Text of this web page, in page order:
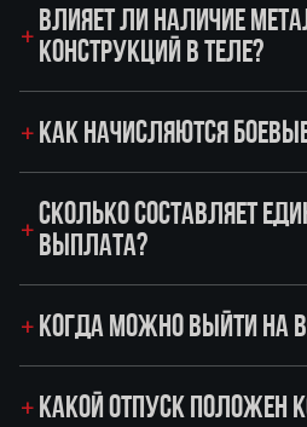
ВЛИЯЕТ ЛИ НАЛИЧИЕ
КОНСТРУКЦИЙ В ТЕЛЕ?
КАК НАЧИСЛЯЮТСЯ
СКОЛЬКО СОСТАВЛЯЕТ
ВЫПЛАТА?
КОГДА МОЖНО ВЫЙТИ НА
КАКОЙ ОТПУСК ПОЛОЖЕН